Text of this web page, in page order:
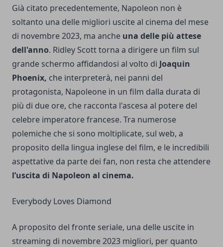
Già citato precedentemente, Napoleon non è
soltanto una delle migliori uscite al cinema del mese
di novembre 2023, ma anche una delle più attese
dell'anno. Ridley Scott torna a dirigere un film sul
grande schermo affidandosi al volto di Joaquin
Phoenix, che interpreterà, nei panni del
protagonista, Napoleone in un film dalla durata di
più di due ore, che racconta l'ascesa al potere del
celebre imperatore francese. Tra numerose
polemiche che si sono moltiplicate, sul web, a
proposito della lingua inglese del film, e le incredibili
aspettative da parte dei fan, non resta che attendere
l’uscita di Napoleon al cinema.
Everybody Loves Diamond
A proposito del fronte seriale, una delle uscite in
streaming di novembre 2023 migliori, per quanto